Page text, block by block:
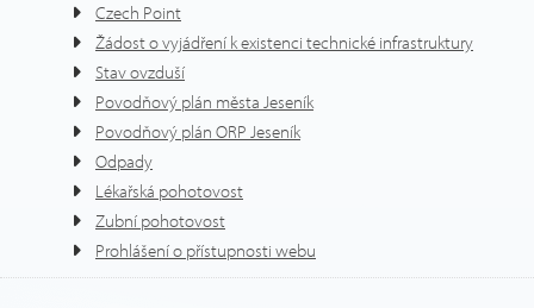
Czech Point
Žádost o vyjádření k existenci technické infrastruktury
Stav ovzduší
Povodňový plán města Jeseník
Povodňový plán ORP Jeseník
Odpady
Lékařská pohotovost
Zubní pohotovost
Prohlášení o přístupnosti webu